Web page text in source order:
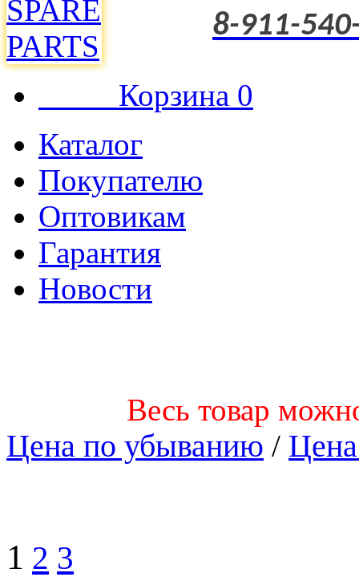
8-911-
Корзина 0
Каталог
Покупателю
Оптовикам
Гарантия
Новости
Весь товар
Цена по убыванию /
1 2 3